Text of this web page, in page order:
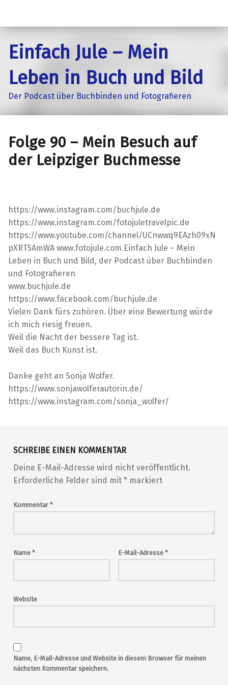
Einfach Jule – Mein
Leben in Buch und Bild
Der Podcast über Buchbinden und Fotografieren
Folge 90 – Mein Besuch auf
der Leipziger Buchmesse
https://www.instagram.com/buchjule.de
https://www.instagram.com/fotojuletravelpic.de
https://www.youtube.com/channel/UCnwwq9EAzh09xN
pXRT5AmWA www.fotojule.com Einfach Jule – Mein
Leben in Buch und Bild, der Podcast über Buchbinden
und Fotografieren
www.buchjule.de
https://www.facebook.com/buchjule.de
Vielen Dank fürs zuhören. Über eine Bewertung würde
ich mich riesig freuen.
Weil die Nacht der bessere Tag ist.
Weil das Buch Kunst ist.
Danke geht an Sonja Wolfer.
https://www.sonjawolferautorin.de/
https://www.instagram.com/sonja_wolfer/
Skip back to main navigation
SCHREIBE EINEN KOMMENTAR
Deine E-Mail-Adresse wird nicht veröffentlicht.
Erforderliche Felder sind mit *markiert
Kommentar *
Name * E-Mail-Adresse *
Website
Name, E-Mail-Adresse und Website in diesem Browser für meinen
nächsten Kommentar speichern.